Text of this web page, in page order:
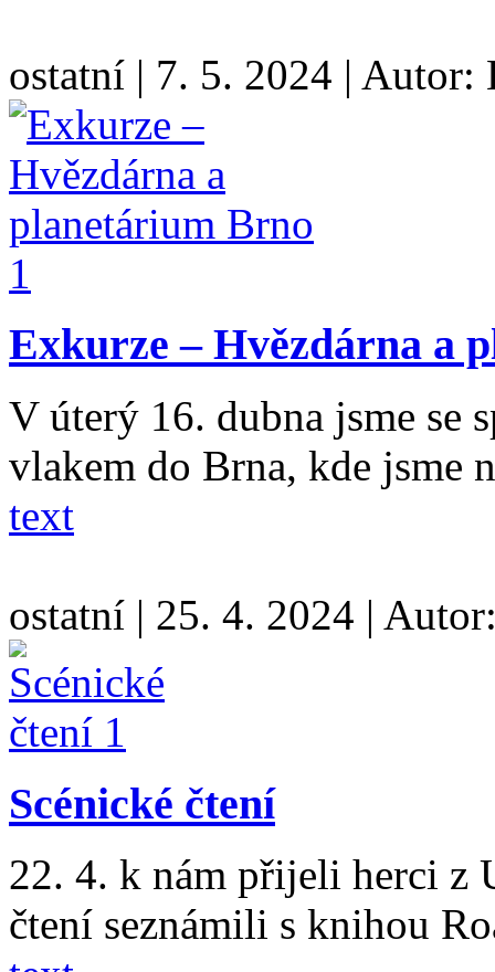
ostatní | 7. 5. 2024 | Autor:
Exkurze – Hvězdárna a
V úterý 16. dubna jsme se
vlakem do Brna, kde
text
ostatní | 25. 4. 2024 |
Scénické čtení
22. 4. k nám přijeli herci z
čtení seznámili s knihou